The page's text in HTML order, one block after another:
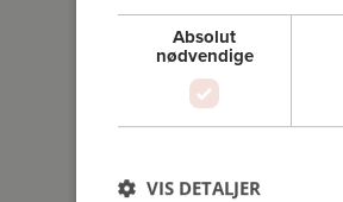
Absolut
nødvendige
VIS DETALJER